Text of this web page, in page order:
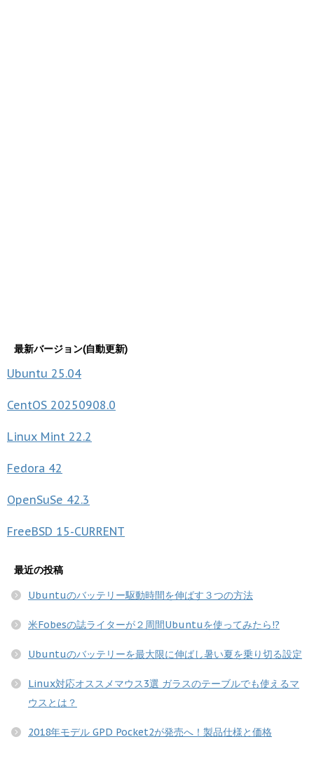
最新バージョン(自動更新)
Ubuntu 25.04
CentOS 20250908.0
Linux Mint 22.2
Fedora 42
OpenSuSe 42.3
FreeBSD 15-CURRENT
最近の投稿
Ubuntuのバッテリー駆動時間を伸ばす３つの方法
米Fobesの誌ライターが２周間Ubuntuを使ってみたら!?
Ubuntuのバッテリーを最大限に伸ばし暑い夏を乗り切る設定
Linux対応オススメマウス3選 ガラスのテーブルでも使えるマ
ウスとは？
2018年モデル GPD Pocket2が発売へ！製品仕様と価格